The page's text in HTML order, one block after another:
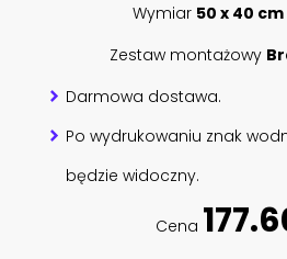
Wymiar 50 x 40 cm
Zestaw montażowy
Darmowa dostawa.
Po wydrukowaniu znak
będzie widoczny.
Cena